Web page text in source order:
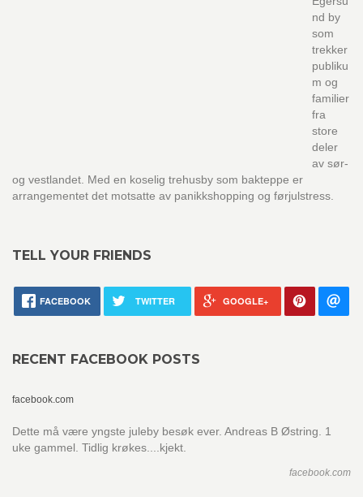
nd by
som
trekker
publiku
m og
familier
fra
store
deler
av sør-
og vestlandet. Med en koselig trehusby som bakteppe er
arrangementet det motsatte av panikkshopping og førjulstress.
TELL YOUR FRIENDS
FACEBOOK TWITTER GOOGLE+
RECENT FACEBOOK POSTS
facebook.com
Dette må være yngste juleby besøk ever. Andreas B Østring. 1
uke gammel. Tidlig krøkes....kjekt.
facebook.com